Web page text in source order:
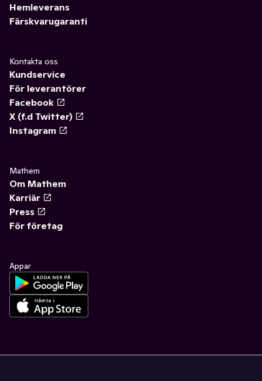
Hemleverans
Färskvarugaranti
Kontakta oss
Kundservice
För leverantörer
Facebook
X (f.d Twitter)
Instagram
Mathem
Om Mathem
Karriär
Press
För företag
Appar